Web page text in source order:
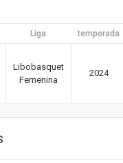
Liga temporada
Libobasquet
Femenina
2024